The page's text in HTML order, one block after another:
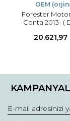
OEM
Forester Motor
Conta 2013- (
20.621,97